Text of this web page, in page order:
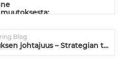
Blog
Moderni suorituksen johtajuus – Strategian toimeenpanoa ja kyvykkyyden kehittämistä